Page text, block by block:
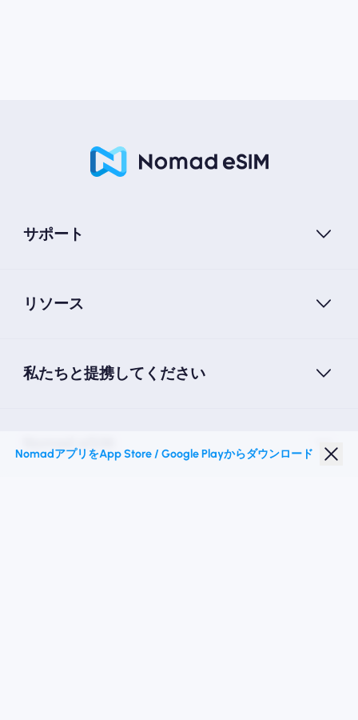
サポート
リソース
私たちと提携してください
NomadアプリをApp Store / Google Playからダウンロード